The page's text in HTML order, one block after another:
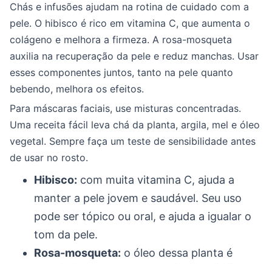
Chás e infusões ajudam na rotina de cuidado com a
pele. O hibisco é rico em vitamina C, que aumenta o
colágeno e melhora a firmeza. A rosa-mosqueta
auxilia na recuperação da pele e reduz manchas. Usar
esses componentes juntos, tanto na pele quanto
bebendo, melhora os efeitos.
Para máscaras faciais, use misturas concentradas.
Uma receita fácil leva chá da planta, argila, mel e óleo
vegetal. Sempre faça um teste de sensibilidade antes
de usar no rosto.
Hibisco: com muita vitamina C, ajuda a
manter a pele jovem e saudável. Seu uso
pode ser tópico ou oral, e ajuda a igualar o
tom da pele.
Rosa-mosqueta: o óleo dessa planta é